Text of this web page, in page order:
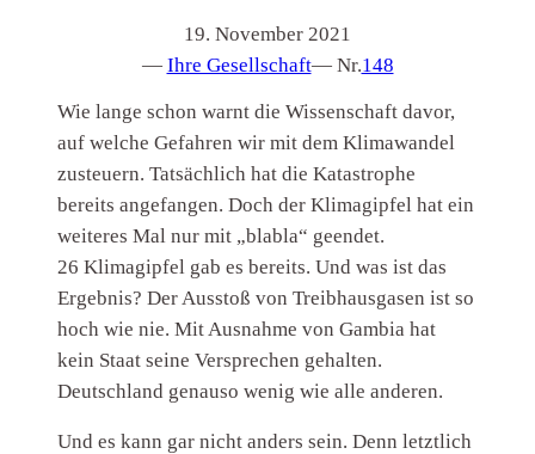
19. November 2021
— Ihre Gesellschaft— Nr.148
Wie lange schon warnt die Wissenschaft davor,
auf welche Gefahren wir mit dem Klimawandel
zusteuern. Tatsächlich hat die Katastrophe
bereits angefangen. Doch der Klimagipfel hat ein
weiteres Mal nur mit „blabla“ geendet.
26 Klimagipfel gab es bereits. Und was ist das
Ergebnis? Der Ausstoß von Treibhausgasen ist so
hoch wie nie. Mit Ausnahme von Gambia hat
kein Staat seine Versprechen gehalten.
Deutschland genauso wenig wie alle anderen.
Und es kann gar nicht anders sein. Denn letztlich